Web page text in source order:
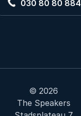
030 80 80 884
© 2026
The Speakers